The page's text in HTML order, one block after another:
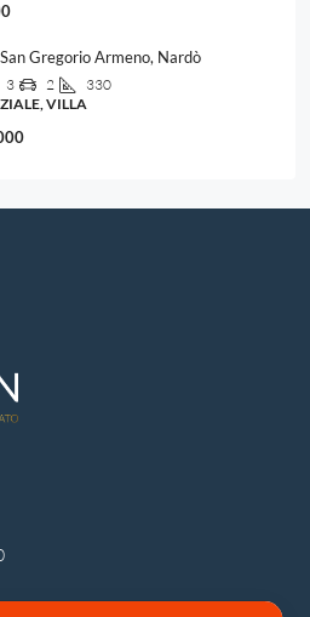
Gregorio Armeno, Nardò
3 2
330
VILLA